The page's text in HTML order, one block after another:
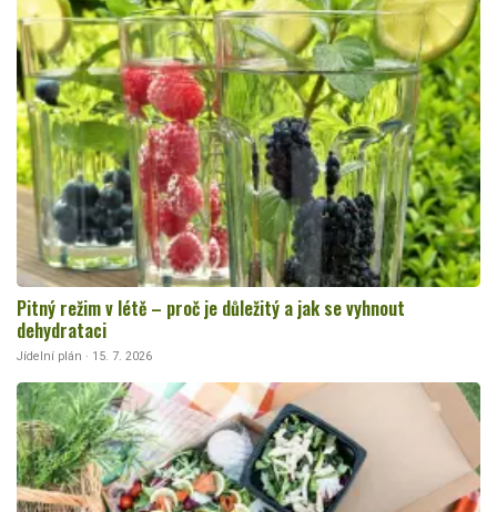
Pitný režim v létě – proč je důležitý a jak se vyhnout
dehydrataci
Jídelní plán · 15. 7. 2026